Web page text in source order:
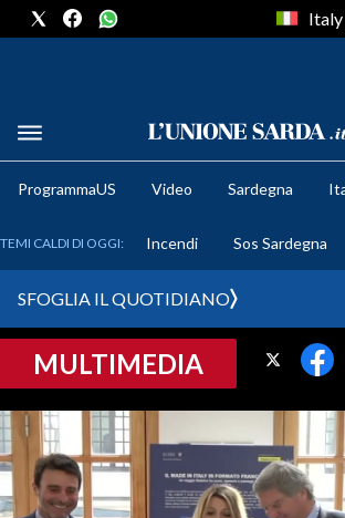
METEO
CRONACA SARDEGNA
PROVINCIA DI CAGLIARI
SULCIS IGLESIENTE
MEDIO CAMPIDANO
Italy
ProgrammaUS Video Sardegna
TEMI CALDI DI OGGI: Incendi Sos Sardegna
SFOGLIA IL QUOTIDIANO
MULTIMEDIA